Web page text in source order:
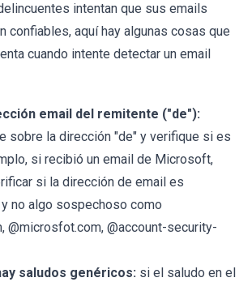
intentan que sus emails
confiables, aquí hay algunas cosas que
cuando intente detectar un email
email del remitente ("de"):
sobre la dirección "de" y verifique si es
si recibió un email de Microsoft,
si la dirección de email es
no algo sospechoso como
@microsfot.com, @account-security-
saludos genéricos: si el saludo en el